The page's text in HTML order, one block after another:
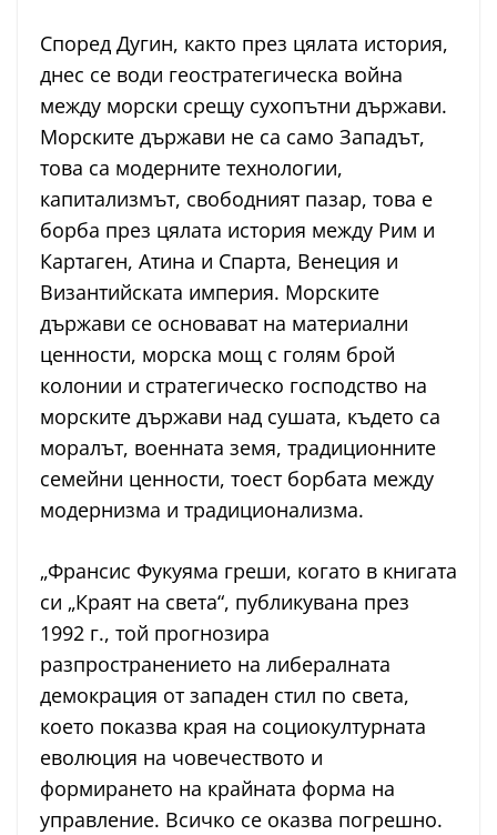
Според Дугин, както през цялата история,
днес се води геостратегическа война
между морски срещу сухопътни държави.
Морските държави не са само Западът,
това са модерните технологии,
капитализмът, свободният пазар, това е
борба през цялата история между Рим и
Картаген, Атина и Спарта, Венеция и
Византийската империя. Морските
държави се основават на материални
ценности, морска мощ с голям брой
колонии и стратегическо господство на
морските държави над сушата, където са
моралът, военната земя, традиционните
семейни ценности, тоест борбата между
модернизма и традиционализма.
„Франсис Фукуяма греши, когато в книгата
си „Краят на света“, публикувана през
1992 г., той прогнозира
разпространението на либералната
демокрация от западен стил по света,
което показва края на социокултурната
еволюция на човечеството и
формирането на крайната форма на
управление. Всичко се оказва погрешно.